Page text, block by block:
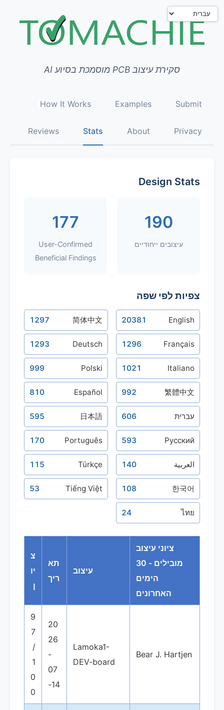
סקירת עיצוב PCB מוסמכת בסיוע AI
Submit
Examples
How It Works
Privacy
About
Stats
Reviews
Design Stats
190
עיצובים ייחודיים
177
User-Confirmed
Beneficial Findings
צפיות לפי שפה
English
20381
简体中文
1297
Français
1296
Deutsch
1293
Italiano
1021
Polski
999
繁體中文
992
Español
810
עברית 606
日本語
595
Русский
593
Português
170
العربية 140
Türkçe
115
한국어
108
Tiếng Việt
53
ไทย
24
ציוני עיצוב
מובילים - 30
הימים
האחרונים
עיצוב
תא
ריך
צ
יו
ן
Bear J. Hartjen
Lamoka1-
DEV-board
20
26
-
07
-14
9
7
/
1
0
0